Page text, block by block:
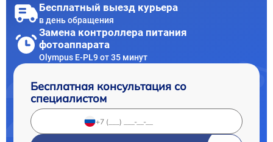
Бесплатный выезд курьера
в день обращения
Замена контроллера питания
фотоаппарата
Olympus E‑PL9 от 35 минут
Бесплатная консультация со
специалистом